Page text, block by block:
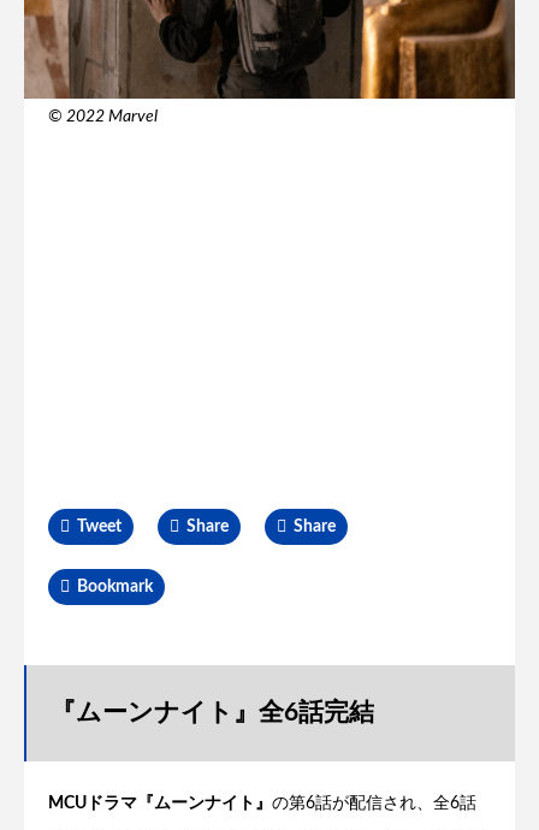
© 2022 Marvel
Tweet Share Share
Bookmark
『ムーンナイト』全6話完結
MCUドラマ『ムーンナイト』 の第6話が配信され、全6話